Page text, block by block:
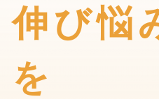
伸び悩
を